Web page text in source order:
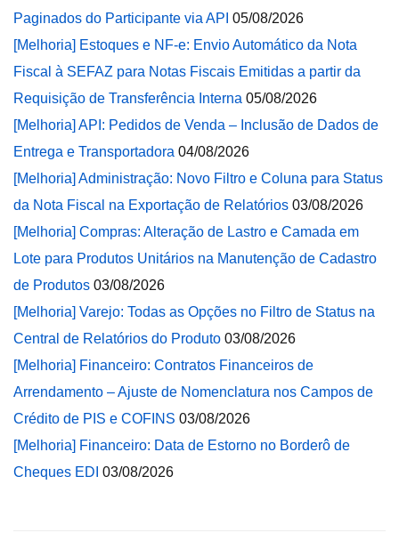
Paginados do Participante via API 05/08/2026
[Melhoria] Estoques e NF-e: Envio Automático da Nota
Fiscal à SEFAZ para Notas Fiscais Emitidas a partir da
Requisição de Transferência Interna 05/08/2026
[Melhoria] API: Pedidos de Venda – Inclusão de Dados de
Entrega e Transportadora 04/08/2026
[Melhoria] Administração: Novo Filtro e Coluna para Status
da Nota Fiscal na Exportação de Relatórios 03/08/2026
[Melhoria] Compras: Alteração de Lastro e Camada em
Lote para Produtos Unitários na Manutenção de Cadastro
de Produtos 03/08/2026
[Melhoria] Varejo: Todas as Opções no Filtro de Status na
Central de Relatórios do Produto 03/08/2026
[Melhoria] Financeiro: Contratos Financeiros de
Arrendamento – Ajuste de Nomenclatura nos Campos de
Crédito de PIS e COFINS 03/08/2026
[Melhoria] Financeiro: Data de Estorno no Borderô de
Cheques EDI 03/08/2026